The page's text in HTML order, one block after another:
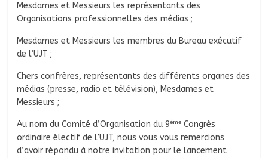
Mesdames et Messieurs les représentants des
Organisations professionnelles des médias ;
Mesdames et Messieurs les membres du Bureau exécutif
de l’UJT ;
Chers confrères, représentants des différents organes des
médias (presse, radio et télévision), Mesdames et
Messieurs ;
Au nom du Comité d’Organisation du 9ème Congrès
ordinaire électif de l’UJT, nous vous vous remercions
d’avoir répondu à notre invitation pour le lancement